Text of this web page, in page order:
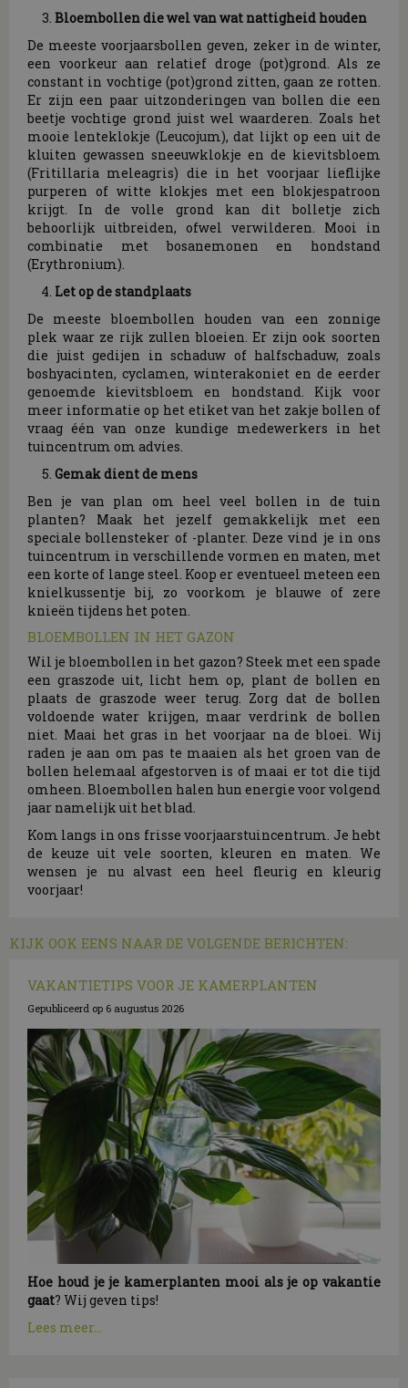
Bloembollen die wel van wat nattigheid houden
De meeste voorjaarsbollen geven, zeker in de winter,
een voorkeur aan relatief droge (pot)grond. Als ze
constant in vochtige (pot)grond zitten, gaan ze rotten.
Er zijn een paar uitzonderingen van bollen die een
beetje vochtige grond juist wel waarderen. Zoals het
mooie lenteklokje (Leucojum), dat lijkt op een uit de
kluiten gewassen sneeuwklokje en de kievitsbloem
(Fritillaria meleagris) die in het voorjaar lieflijke
purperen of witte klokjes met een blokjespatroon
krijgt. In de volle grond kan dit bolletje zich
behoorlijk uitbreiden, ofwel verwilderen. Mooi in
combinatie met bosanemonen en hondstand
(Erythronium).
Let op de standplaats
De meeste bloembollen houden van een zonnige
plek waar ze rijk zullen bloeien. Er zijn ook soorten
die juist gedijen in schaduw of halfschaduw, zoals
boshyacinten, cyclamen, winterakoniet en de eerder
genoemde kievitsbloem en hondstand. Kijk voor
meer informatie op het etiket van het zakje bollen of
vraag één van onze kundige medewerkers in het
tuincentrum om advies.
Gemak dient de mens
Ben je van plan om heel veel bollen in de tuin
planten? Maak het jezelf gemakkelijk met een
speciale bollensteker of -planter. Deze vind je in ons
tuincentrum in verschillende vormen en maten, met
een korte of lange steel. Koop er eventueel meteen een
knielkussentje bij, zo voorkom je blauwe of zere
knieën tijdens het poten.
BLOEMBOLLEN IN HET GAZON
Wil je bloembollen in het gazon? Steek met een spade
een graszode uit, licht hem op, plant de bollen en
plaats de graszode weer terug. Zorg dat de bollen
voldoende water krijgen, maar verdrink de bollen
niet. Maai het gras in het voorjaar na de bloei. Wij
raden je aan om pas te maaien als het groen van de
bollen helemaal afgestorven is of maai er tot die tijd
omheen. Bloembollen halen hun energie voor volgend
jaar namelijk uit het blad.
Kom langs in ons frisse voorjaarstuincentrum. Je hebt
de keuze uit vele soorten, kleuren en maten. We
wensen je nu alvast een heel fleurig en kleurig
voorjaar!
KIJK OOK EENS NAAR DE VOLGENDE BERICHTEN:
VAKANTIETIPS VOOR JE KAMERPLANTEN
Gepubliceerd op 6 augustus 2026
Hoe houd je je kamerplanten mooi als je op vakantie
gaat? Wij geven tips!
Lees meer...